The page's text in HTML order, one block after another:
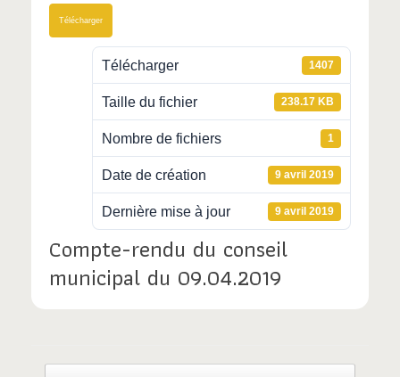
Télécharger
Télécharger 1407
Taille du fichier 238.17 KB
Nombre de fichiers 1
Date de création 9 avril 2019
Dernière mise à jour 9 avril 2019
Compte-rendu du conseil
municipal du 09.04.2019